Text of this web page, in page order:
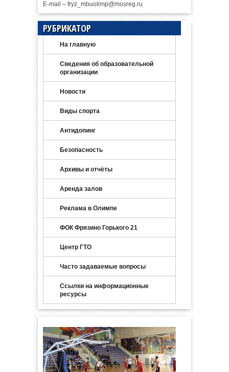
E-mail – fryz_mbuolimp@mosreg.ru
РУБРИКАТОР
На главную
Сведения об образовательной
организации
Новости
Виды спорта
Антидопинг
Безопасность
Архивы и отчёты
Аренда залов
Реклама в Олимпе
ФОК Фрязино Горького 21
Центр ГТО
Часто задаваемые вопросы
Ссылки на информационные
ресурсы